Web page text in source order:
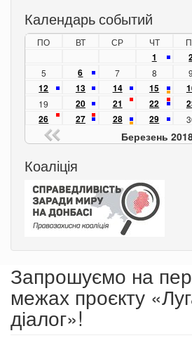
Календарь событий
ПО ВТ СР ЧТ
1
5
6 7 8 9
12 13 14 15
19
20 21 22
26
27 28 29
Березень
Коаліція
Запрошуємо на
межах проєкту
діалог»!